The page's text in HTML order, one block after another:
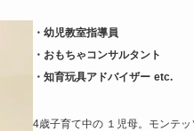
・幼児教室指導員
・おもちゃコンサルタント
・知育玩具アドバイザー etc.
4歳子育て中の １児母。モンテ